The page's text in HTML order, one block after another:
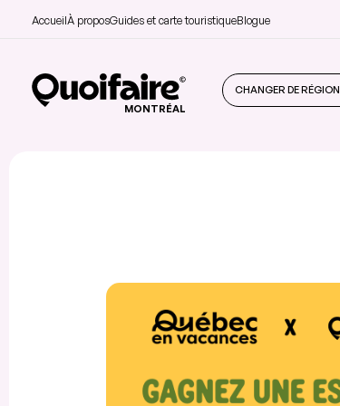
AccueilÀ proposGuides et carte touristiqueBlogue
MONTRÉAL
CHANGER DE RÉGION